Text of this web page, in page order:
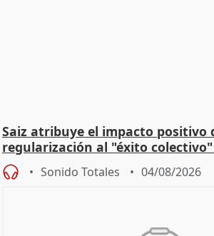
Saiz atribuye el impacto positivo
regularización al "éxito
Sonido Totales 04/08/2026